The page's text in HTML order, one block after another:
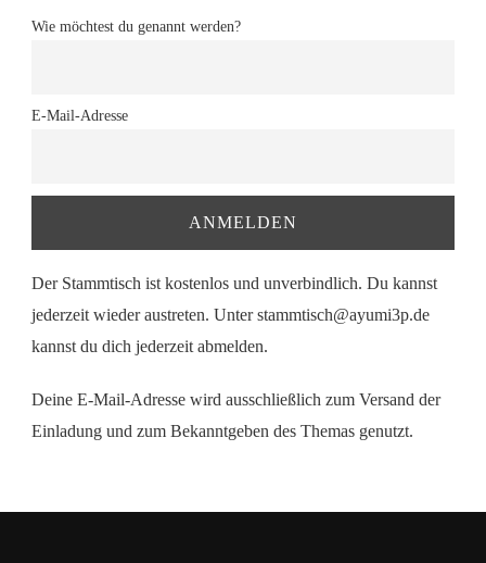
Wie möchtest du genannt werden?
E-Mail-Adresse
Der Stammtisch ist kostenlos und unverbindlich. Du kannst
jederzeit wieder austreten. Unter stammtisch@ayumi3p.de
kannst du dich jederzeit abmelden.
Deine E-Mail-Adresse wird ausschließlich zum Versand der
Einladung und zum Bekanntgeben des Themas genutzt.